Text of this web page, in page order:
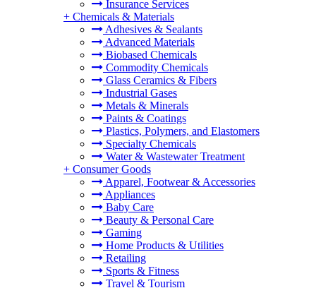
Insurance Services
+ Chemicals & Materials
Adhesives & Sealants
Advanced Materials
Biobased Chemicals
Commodity Chemicals
Glass Ceramics & Fibers
Industrial Gases
Metals & Minerals
Paints & Coatings
Plastics, Polymers, and Elastomers
Specialty Chemicals
Water & Wastewater Treatment
+ Consumer Goods
Apparel, Footwear & Accessories
Appliances
Baby Care
Beauty & Personal Care
Gaming
Home Products & Utilities
Retailing
Sports & Fitness
Travel & Tourism